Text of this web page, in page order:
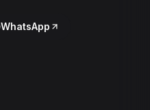
WhatsApp